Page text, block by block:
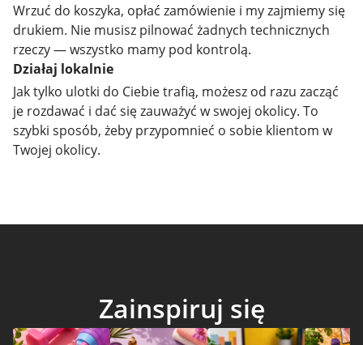
Wrzuć do koszyka, opłać zamówienie i my zajmiemy się
drukiem. Nie musisz pilnować żadnych technicznych
rzeczy — wszystko mamy pod kontrolą.
Działaj lokalnie
Jak tylko ulotki do Ciebie trafią, możesz od razu zacząć
je rozdawać i dać się zauważyć w swojej okolicy. To
szybki sposób, żeby przypomnieć o sobie klientom w
Twojej okolicy.
Zainspiruj się